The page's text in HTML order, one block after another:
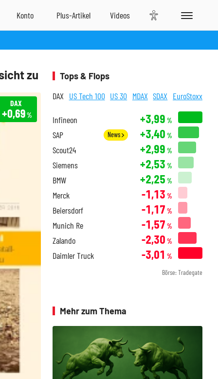
zu
DAX
+0,69%
Tops & Flops
DAX US Tech 100 US 30 MDAX SDAX EuroStoxx
Infineon +3,99 %
SAP News +3,40 %
Scout24 +2,99 %
Siemens +2,53 %
BMW +2,25 %
Merck -1,13 %
Beiersdorf -1,17 %
Munich Re -1,57 %
Zalando -2,30 %
Daimler Truck -3,01 %
Börse: Tradegate
Mehr zum Thema